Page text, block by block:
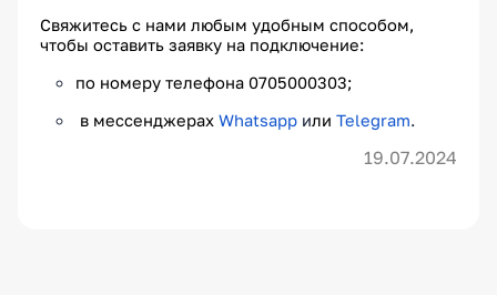
Свяжитесь с нами любым удобным способом,
чтобы оставить заявку на подключение:
по номеру телефона 0705000303;
в мессенджерах Whatsapp или Telegram.
19.07.2024